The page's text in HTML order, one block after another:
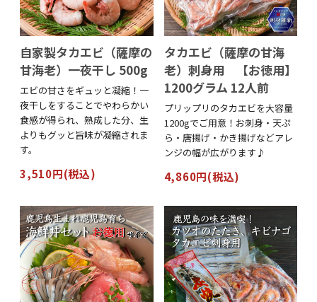
自家製タカエビ（薩摩の
甘海老）一夜干し 500g
エビの甘さをギュッと凝縮！一
夜干しをすることでやわらかい
食感が得られ、熟成した分、生
よりもグッと旨味が凝縮されま
す。
3,510円(税込)
タカエビ（薩摩の甘海
老）刺身用 【お徳用】
1200グラム 12人前
プリップリのタカエビを大容量
1200gでご用意！お刺身・天ぷ
ら・唐揚げ・かき揚げなどアレ
ンジの幅が広がります♪
4,860円(税込)